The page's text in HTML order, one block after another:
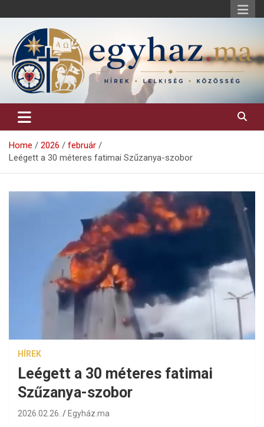
to
egyhaz.ma
Keresztény hírek, elemzések, építő jellegű kritikai írások.
Home 2026
február
Leégett a 30 méteres fatimai Szűzanya-szobor
HÍREK
Leégett a 30 méteres fatimai
Szűzanya-szobor
2026.02.26. Egyház.ma